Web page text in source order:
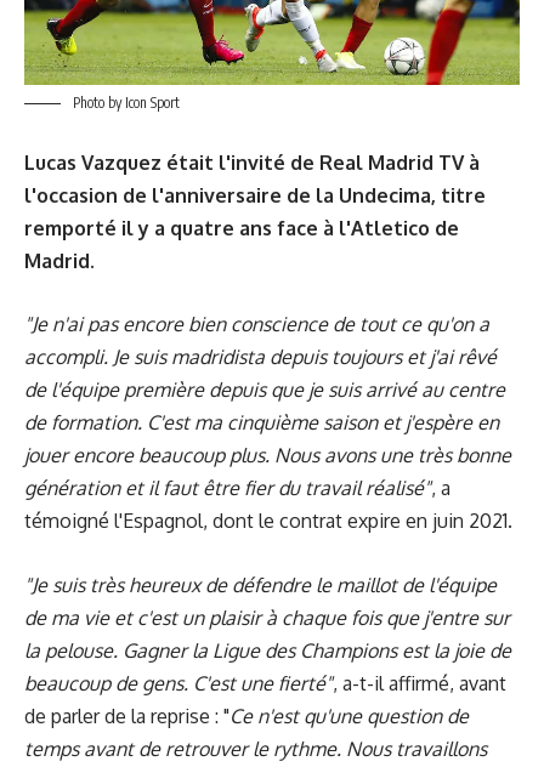
Photo by Icon Sport
Lucas Vazquez était l'invité de Real Madrid TV à
l'occasion de l'anniversaire de la Undecima, titre
remporté il y a quatre ans face à l'Atletico de
Madrid.
"Je n'ai pas encore bien conscience de tout ce qu'on a
accompli. Je suis madridista depuis toujours et j'ai rêvé
de l'équipe première depuis que je suis arrivé au centre
de formation. C'est ma cinquième saison et j'espère en
jouer encore beaucoup plus. Nous avons une très bonne
génération et il faut être fier du travail réalisé", a
témoigné l'Espagnol, dont le contrat expire en juin 2021.
"Je suis très heureux de défendre le maillot de l'équipe
de ma vie et c'est un plaisir à chaque fois que j'entre sur
la pelouse. Gagner la Ligue des Champions est la joie de
beaucoup de gens. C'est une fierté", a-t-il affirmé, avant
de parler de la reprise : "Ce n'est qu'une question de
temps avant de retrouver le rythme. Nous travaillons